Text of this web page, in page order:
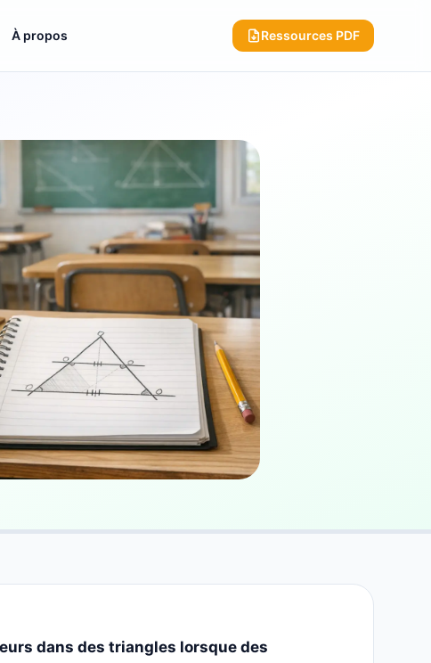
À propos Ressources PDF
dans des triangles lorsque des